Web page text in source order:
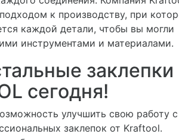
к производству, при
каждой детали, чтобы вы могли
инструментами и материалами.
заклепки
сегодня!
улучшить свою работу с
заклепок от Kraftool.